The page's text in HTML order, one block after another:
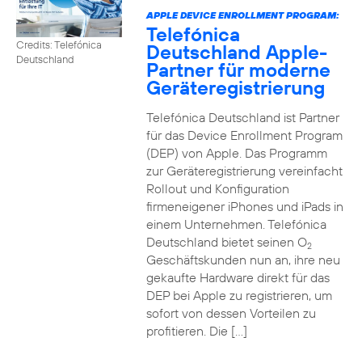
Credits: Telefónica
Deutschland
APPLE DEVICE ENROLLMENT PROGRAM:
Telefónica
Deutschland Apple-
Partner für moderne
Geräteregistrierung
Telefónica Deutschland ist Partner
für das Device Enrollment Program
(DEP) von Apple. Das Programm
zur Geräteregistrierung vereinfacht
Rollout und Konfiguration
firmeneigener iPhones und iPads in
einem Unternehmen. Telefónica
Deutschland bietet seinen O2
Geschäftskunden nun an, ihre neu
gekaufte Hardware direkt für das
DEP bei Apple zu registrieren, um
sofort von dessen Vorteilen zu
profitieren. Die […]